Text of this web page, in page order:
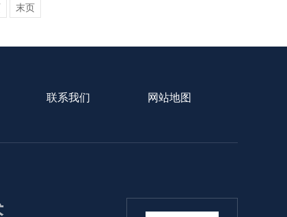
末页
联系我们 网站地图